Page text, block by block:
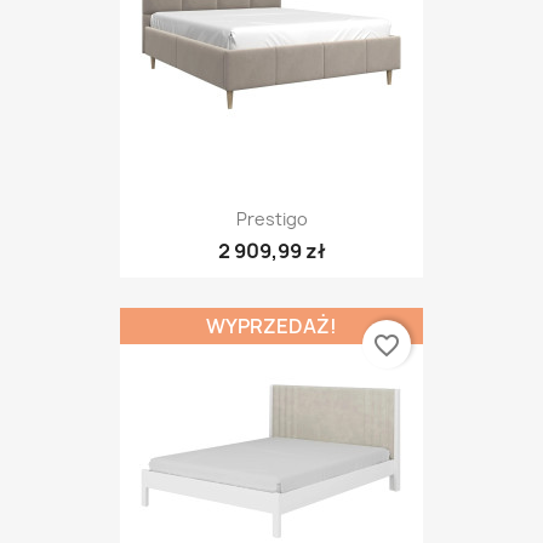
Prestigo
2 909,99 zł
WYPRZEDAŻ!
favorite_border